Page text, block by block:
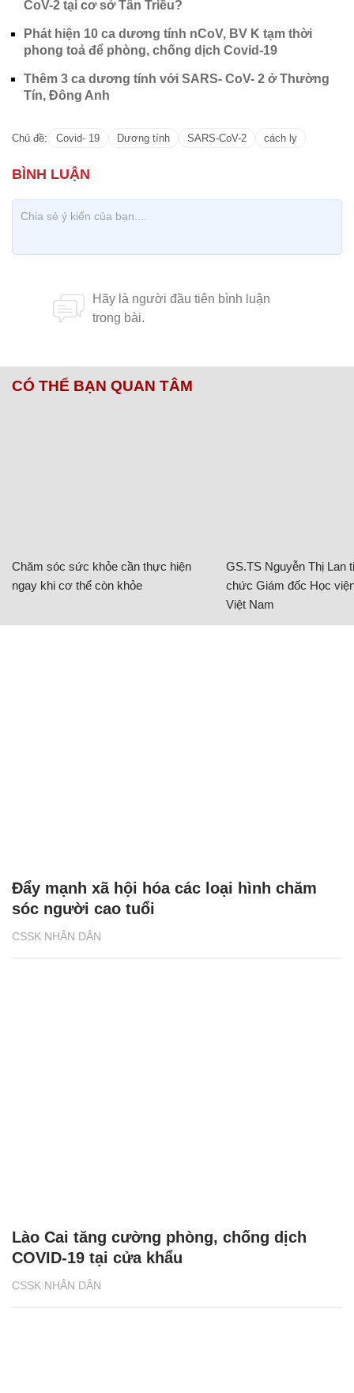
CoV-2 tại cơ sở Tân Triều?
Phát hiện 10 ca dương tính nCoV, BV K tạm thời
phong toả để phòng, chống dịch Covid-19
Thêm 3 ca dương tính với SARS- CoV- 2 ở Thường
Tín, Đông Anh
Chủ đề: Covid- 19 Dương tính SARS-CoV-2 cách ly
CÓ THỂ BẠN QUAN TÂM
Chăm sóc sức khỏe cần thực hiện
ngay khi cơ thể còn khỏe
GS.TS Nguyễn Thị Lan
chức Giám đốc Học
Việt Nam
CSSK NHÂN DÂN
Đẩy mạnh xã hội hóa các loại hình chăm
sóc người cao tuổi
CSSK NHÂN DÂN
Lào Cai tăng cường phòng, chống dịch
COVID-19 tại cửa khẩu